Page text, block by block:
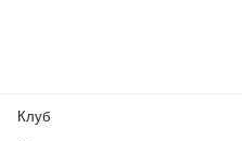
Клуб